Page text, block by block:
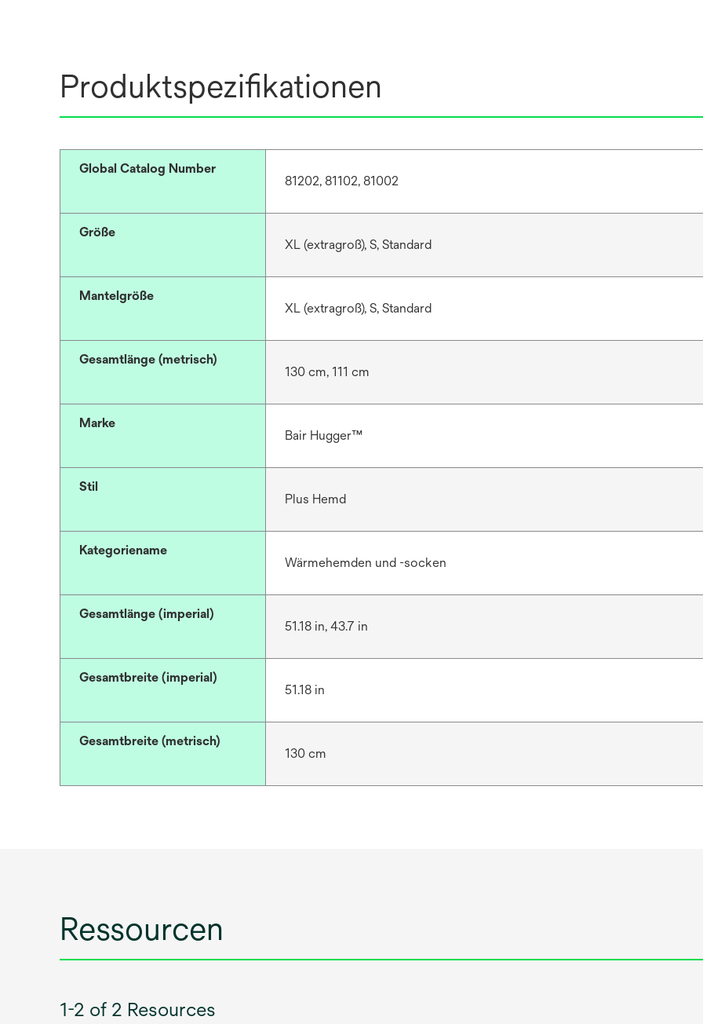
Produktspezifikationen
Global Catalog Number
81202, 81102, 81002
Größe
XL (extragroß), S, Standard
Mantelgröße
XL (extragroß), S, Standard
Gesamtlänge (metrisch)
130 cm, 111 cm
Marke
Bair Hugger™
Stil
Plus Hemd
Kategoriename
Wärmehemden und -socken
Gesamtlänge (imperial)
51.18 in, 43.7 in
Gesamtbreite (imperial)
51.18 in
Gesamtbreite (metrisch)
130 cm
Ressourcen
1-2 of 2 Resources